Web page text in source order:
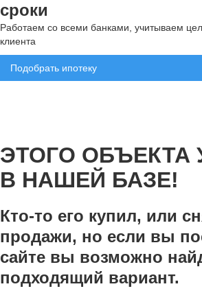
сроки
Работаем со всеми банками, учитываем
клиента
Подобрать ипотеку
ЭТОГО ОБЪЕКТА
В НАШЕЙ БАЗЕ!
Кто-то его купил, или
продажи, но если вы
сайте вы возможно
подходящий вариант.